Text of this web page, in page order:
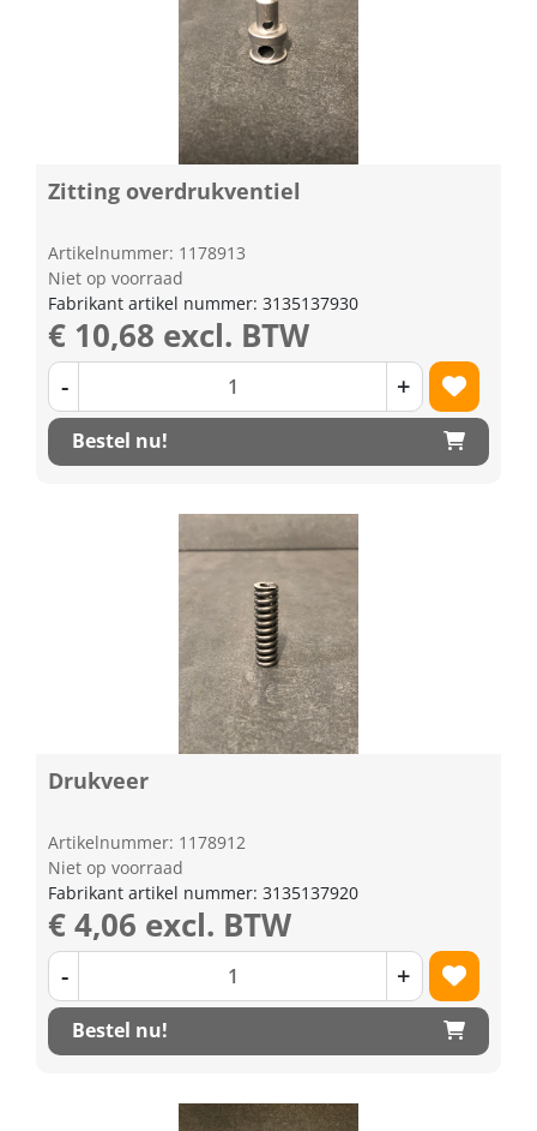
Zitting overdrukventiel
Artikelnummer: 1178913
Niet op voorraad
Fabrikant artikel nummer: 3135137930
€ 10,68 excl. BTW
- +
Bestel nu!
Drukveer
Artikelnummer: 1178912
Niet op voorraad
Fabrikant artikel nummer: 3135137920
€ 4,06 excl. BTW
- +
Bestel nu!